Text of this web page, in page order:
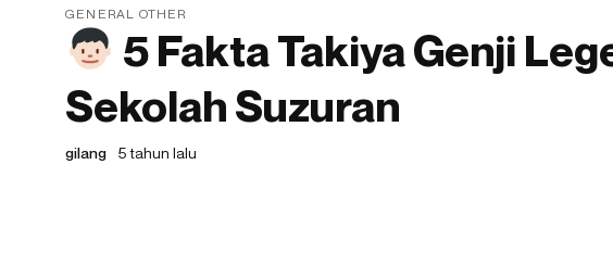
GENERAL OTHER
5 Fakta Takiya Genji
Sekolah Suzuran
gilang 5 tahun lalu